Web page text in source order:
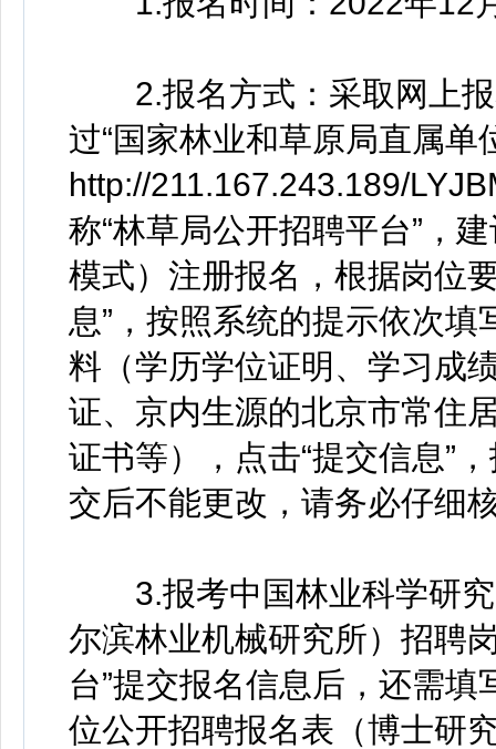
2.报名方式：采取网上报
过“国家林业和草原局直属单
http://211.167.243.189/
称“林草局公开招聘平台”，
模式）注册报名，根据岗位
息”，按照系统的提示依次
料（学历学位证明、学习成
证、京内生源的北京市常住
证书等），点击“提交信息”
交后不能更改，请务必仔细
3.报考中国林业科学研究
尔滨林业机械研究所）招聘
台”提交报名信息后，还需
位公开招聘报名表（博士研